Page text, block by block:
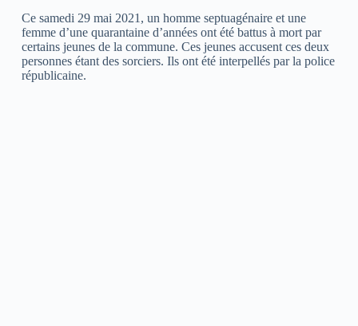
Ce samedi 29 mai 2021, un homme septuagénaire et une
femme d’une quarantaine d’années ont été battus à mort par
certains jeunes de la commune. Ces jeunes accusent ces deux
personnes étant des sorciers. Ils ont été interpellés par la police
républicaine.